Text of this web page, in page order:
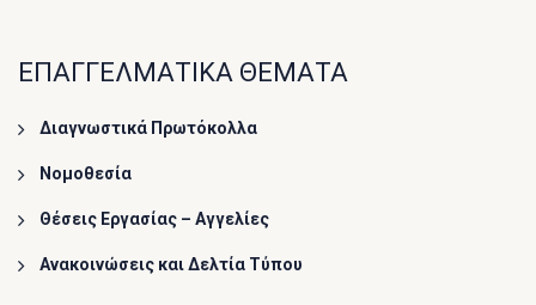
ΕΠΑΓΓΕΛΜΑΤΙΚΑ ΘΕΜΑΤΑ
Διαγνωστικά Πρωτόκολλα
Νομοθεσία
Θέσεις Εργασίας – Αγγελίες
Ανακοινώσεις και Δελτία Τύπου